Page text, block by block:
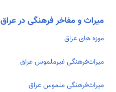
میراث و مفاخر فرهنگی در عراق
موزه های عراق
میراث‌فرهنگی غیرملموس عراق
میراث‌فرهنگی ملموس عراق